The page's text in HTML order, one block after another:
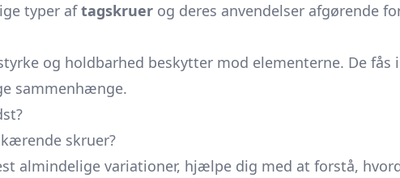
typer aftagskruer og deres anvendelser afgørende
og holdbarhed beskytter mod elementerne. De
sammenhænge.
skruer?
almindelige variationer, hjælpe dig med at forstå,